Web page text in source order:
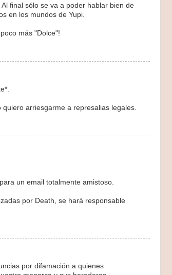
final sólo se va a poder hablar bien de
en los mundos de Yupi.
más "Dolce"!
arriesgarme a represalias legales.
un email totalmente amistoso.
por Death, se hará responsable
por difamación a quienes